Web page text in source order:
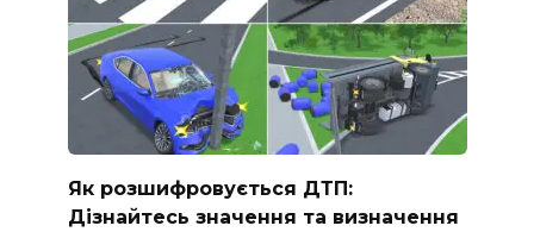
Як розшифровується ДТП:
Дізнайтесь значення та визначення